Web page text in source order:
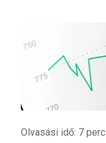
Olvasási idő: 7 perc